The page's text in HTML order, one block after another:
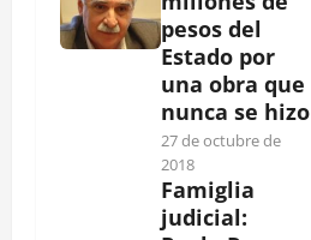
pesos del
Estado por
una obra que
nunca se hizo
27 de octubre de
2018
Famiglia
judicial: